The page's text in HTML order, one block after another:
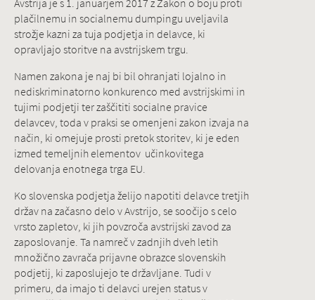
Avstrija je s 1. januarjem 2017 z Zakon o boju proti
plačilnemu in socialnemu dumpingu uveljavila
strožje kazni za tuja podjetja in delavce, ki
opravljajo storitve na avstrijskem trgu.
Namen zakona je naj bi bil ohranjati lojalno in
nediskriminatorno konkurenco med avstrijskimi in
tujimi podjetji ter zaščititi socialne pravice
delavcev, toda v praksi se omenjeni zakon izvaja na
način, ki omejuje prosti pretok storitev, ki je eden
izmed temeljnih elementov učinkovitega
delovanja enotnega trga EU.
Ko slovenska podjetja želijo napotiti delavce tretjih
držav na začasno delo v Avstrijo, se soočijo s celo
vrsto zapletov, ki jih povzroča avstrijski zavod za
zaposlovanje. Ta namreč v zadnjih dveh letih
množično zavrača prijavne obrazce slovenskih
podjetij, ki zaposlujejo te državljane. Tudi v
primeru, da imajo ti delavci urejen status v